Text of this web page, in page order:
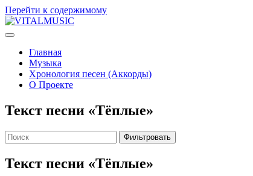
Перейти к содержимому
V
Главная
Музыка
Хронология песен (Аккорды)
О Проекте
Текст песни «Тёплые»
Фильтровать
Текст песни «Тёплые»